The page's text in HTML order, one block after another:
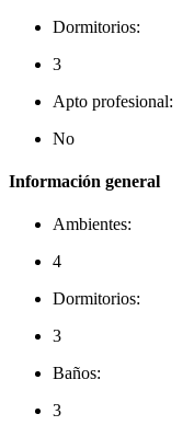
Dormitorios:
3
Apto profesional:
No
Información general
Ambientes:
4
Dormitorios:
3
Baños:
3